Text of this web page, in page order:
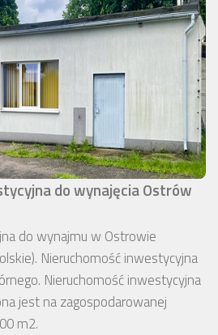
do wynajęcia Ostrów
do wynajmu w Ostrowie
Nieruchomość inwestycyjna
Nieruchomość inwestycyjna
jest na zagospodarowanej
m2.